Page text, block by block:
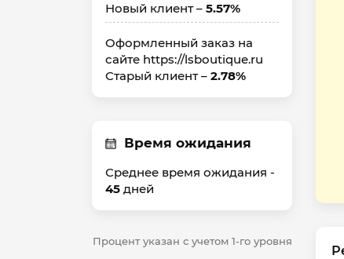
Новый клиент – 5.57%
Оформленный заказ на
сайте https://lsboutique.ru
Старый клиент – 2.78%
Время ожидания
Среднее время ожидания -
45 дней
Процент указан с учетом 1-го уровня